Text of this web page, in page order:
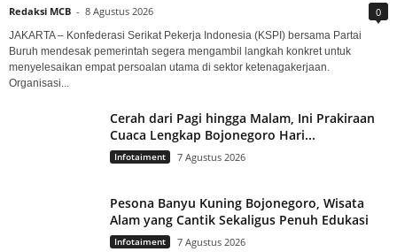
Redaksi MCB - 8 Agustus 2026 0
JAKARTA – Konfederasi Serikat Pekerja Indonesia (KSPI) bersama Partai
Buruh mendesak pemerintah segera mengambil langkah konkret untuk
menyelesaikan empat persoalan utama di sektor ketenagakerjaan.
Organisasi...
Cerah dari Pagi hingga Malam, Ini Prakiraan
Cuaca Lengkap Bojonegoro Hari...
Infotaiment 7 Agustus 2026
Pesona Banyu Kuning Bojonegoro, Wisata
Alam yang Cantik Sekaligus Penuh Edukasi
Infotaiment 7 Agustus 2026